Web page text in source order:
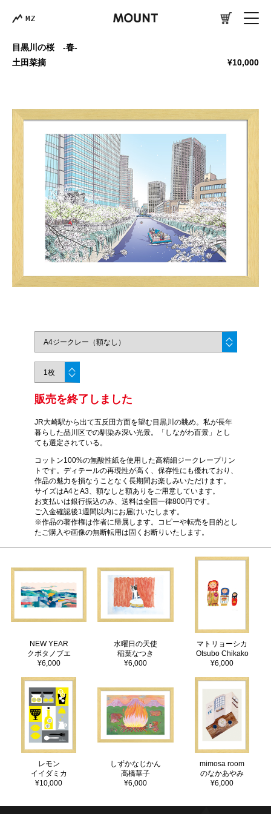
MZ
目黒川の桜 -春-
土田菜摘
¥10,000
販売を終了しました
JR大崎駅から出て五反田方面を望む目黒川の眺め。私が長年
暮らした品川区での馴染み深い光景。「しながわ百景」とし
ても選定されている。
コットン100%の無酸性紙を使用した高精細ジークレープリン
トです。ディテールの再現性が高く、保存性にも優れており、
作品の魅力を損なうことなく長期間お楽しみいただけます。
サイズはA4とA3、額なしと額ありをご用意しています。
お支払いは銀行振込のみ、送料は全国一律800円です。
ご入金確認後1週間以内にお届けいたします。
※作品の著作権は作者に帰属します。コピーや転売を目的とし
たご購入や画像の無断転用は固くお断りいたします。
NEW YEAR
クボタノブエ
¥6,000
水曜日の天使
稲葉なつき
¥6,000
マトリョーシカ
Otsubo Chikako
¥6,000
レモン
イイダミカ
¥10,000
しずかなじかん
高橋華子
¥6,000
mimosa room
のなかあやみ
¥6,000